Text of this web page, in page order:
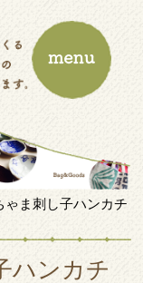
ゃま刺し子ハンカチ
ハンカチ